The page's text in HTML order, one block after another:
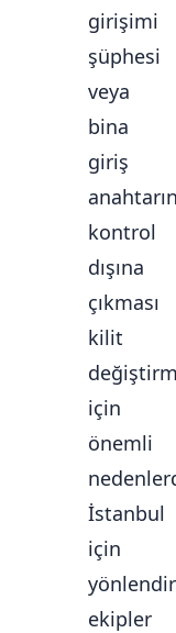
girişimi
şüphesi
veya
bina
giriş
kontrol
dışına
çıkması
kilit
için
önemli
İstanbul
için
ekipler